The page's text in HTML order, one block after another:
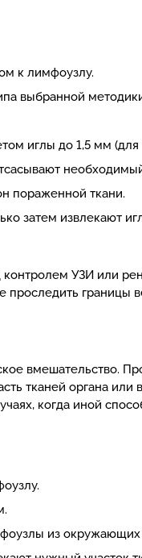
к лимфоузлу.
выбранной
иглы до 1,5 мм
пораженной ткани.
затем извлекают
УЗИ или
границы
вмешательство.
тканей органа
когда иной
из окружающих